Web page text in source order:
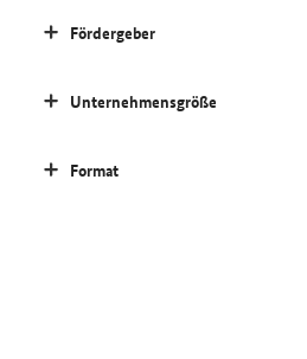
Fördergeber
Unternehmensgröße
Format